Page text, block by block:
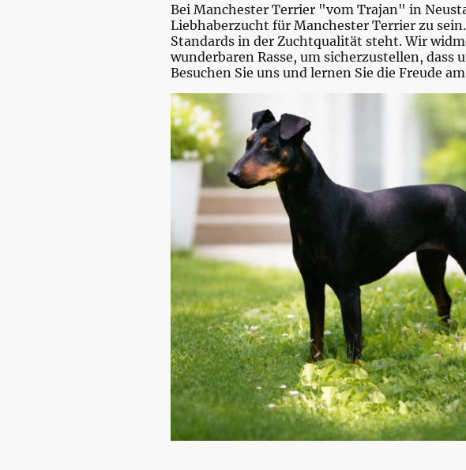
Bei Manchester Terrier "vom Trajan" in
Liebhaberzucht für Manchester Terrier zu
Standards in der Zuchtqualität steht. Wir
wunderbaren Rasse, um sicherzustellen,
Besuchen Sie uns und lernen Sie die Freude